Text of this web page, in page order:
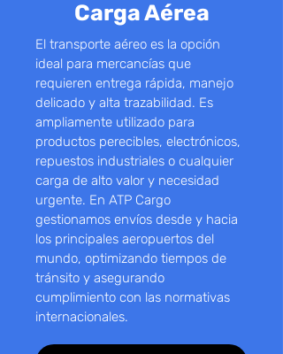
Carga Aérea
El transporte aéreo es la opción
ideal para mercancías que
requieren entrega rápida, manejo
delicado y alta trazabilidad. Es
ampliamente utilizado para
productos perecibles, electrónicos,
repuestos industriales o cualquier
carga de alto valor y necesidad
urgente. En ATP Cargo
gestionamos envíos desde y hacia
los principales aeropuertos del
mundo, optimizando tiempos de
tránsito y asegurando
cumplimiento con las normativas
internacionales.